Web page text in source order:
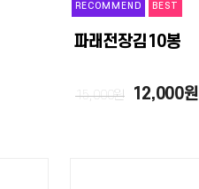
RECOMMEND BEST
파래전장김10봉
15,000원 12,000원